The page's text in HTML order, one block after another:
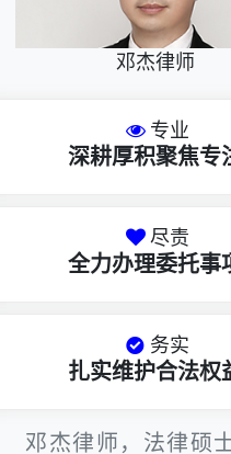
邓杰律师
专业
深耕厚积聚焦专
尽责
全力办理委托事
务实
扎实维护合法权
邓杰律师，法律硕